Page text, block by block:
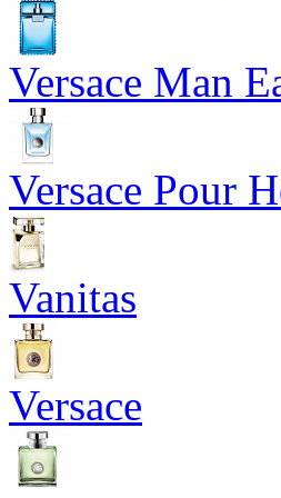
Versace Man
Versace Pour
Vanitas
Versace